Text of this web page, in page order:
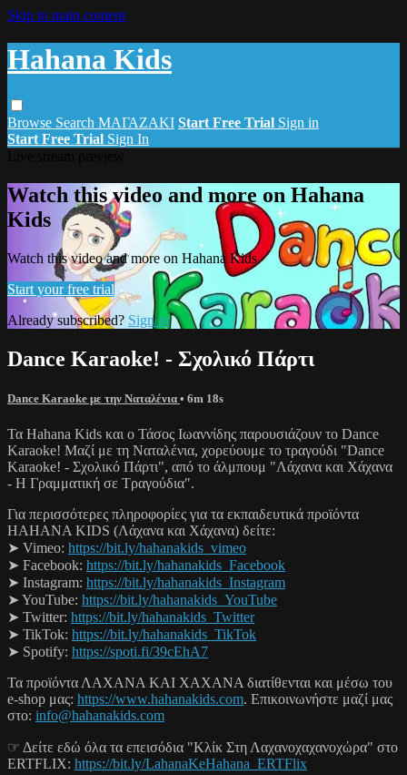
Skip to main content
Hahana Kids
Browse Search ΜΑΓΑΖΑΚΙ Start Free Trial Sign in
Start Free Trial Sign In
Watch this video and more on Hahana
Kids
Watch this video and more on Hahana Kids
Start your free trial
Already subscribed? Sign in
Dance Karaoke! - Σχολικό Πάρτι
Dance Karaoke με την Ναταλένια • 6m 18s
Τα Hahana Kids και ο Τάσος Ιωαννίδης παρουσιάζουν το Dance
Karaoke! Μαζί με τη Ναταλένια, χορεύουμε το τραγούδι "Dance
Karaoke! - Σχολικό Πάρτι", από το άλμπουμ "Λάχανα και Χάχανα
- Η Γραμματική σε Τραγούδια".
Για περισσότερες πληροφορίες για τα εκπαιδευτικά προϊόντα
HAHANA KIDS (Λάχανα και Χάχανα) δείτε:
➤ Vimeo: https://bit.ly/hahanakids_vimeo
➤ Facebook: https://bit.ly/hahanakids_Facebook
➤ Instagram: https://bit.ly/hahanakids_Instagram
➤ YouTube: https://bit.ly/hahanakids_YouTube
➤ Twitter: https://bit.ly/hahanakids_Twitter
➤ TikTok: https://bit.ly/hahanakids_TikTok
➤ Spotify: https://spoti.fi/39cEhA7
Τα προϊόντα ΛΑΧΑΝΑ KAI ΧΑΧΑΝΑ διατίθενται και μέσω του
e-shop μας: https://www.hahanakids.com. Επικοινωνήστε μαζί μας
στο: info@hahanakids.com
☞ Δείτε εδώ όλα τα επεισόδια "Κλίκ Στη Λαχανοχαχανοχώρα" στο
ERTFLIX: https://bit.ly/LahanaKeHahana_ERTFlix